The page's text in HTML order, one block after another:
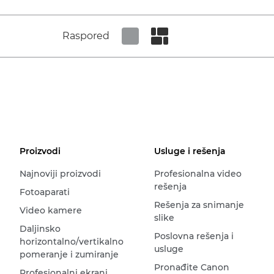
Raspored
Proizvodi
Najnoviji proizvodi
Fotoaparati
Video kamere
Daljinsko
horizontalno/vertikalno
pomeranje i zumiranje
Usluge i rešenja
Profesionalna video
rešenja
Rešenja za snimanje
slike
Poslovna rešenja i
usluge
Pronađite Canon